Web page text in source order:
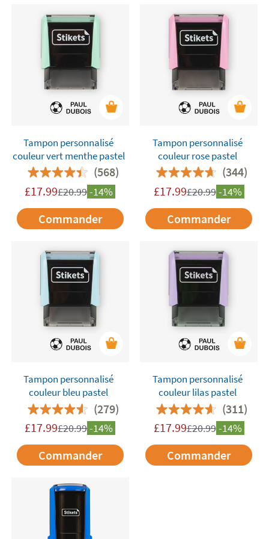
Tampon personnalisé
couleur vert menthe pastel
(568)
£17.99£20.99-14%
Commander
Tampon personnalisé
couleur rose pastel
(344)
£17.99£20.99-14%
Commander
Tampon personnalisé
couleur bleu pastel
(279)
£17.99£20.99-14%
Commander
Tampon personnalisé
couleur lilas pastel
(311)
£17.99£20.99-14%
Commander